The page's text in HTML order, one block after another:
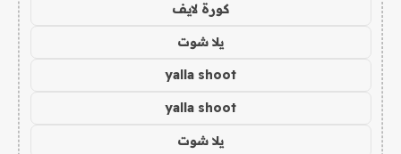
كورة لايف
يلا شوت
yalla shoot
yalla shoot
يلا شوت